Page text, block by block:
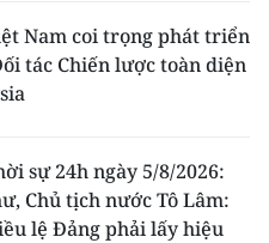
Nam coi trọng phát triển
tác Chiến lược toàn diện
sự 24h ngày 5/8/2026:
Chủ tịch nước Tô Lâm:
lệ Đảng phải lấy hiệu